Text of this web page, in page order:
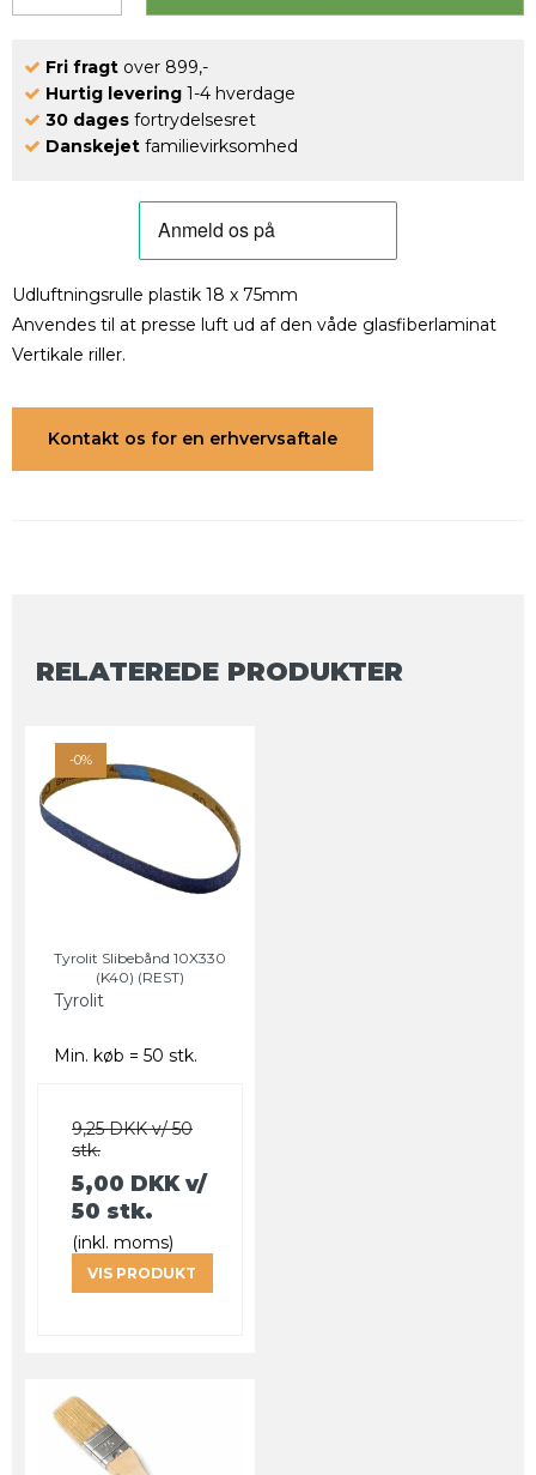
Fri fragt over 899,-
Hurtig levering 1-4 hverdage
30 dages fortrydelsesret
Danskejet familievirksomhed
Udluftningsrulle plastik 18 x 75mm
Anvendes til at presse luft ud af den våde glasfiberlaminat
Vertikale riller.
Kontakt os for en erhvervsaftale
RELATEREDE PRODUKTER
-0%
Tyrolit Slibebånd 10X330
(K40) (REST)
Tyrolit
Min. køb = 50 stk.
9,25 DKK v/ 50
stk.
5,00 DKKv/
50 stk.
(inkl. moms)
VIS PRODUKT